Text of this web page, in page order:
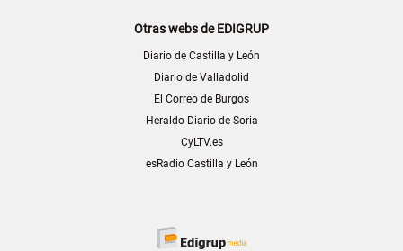
Otras webs de EDIGRUP
Diario de Castilla y León
Diario de Valladolid
El Correo de Burgos
Heraldo-Diario de Soria
CyLTV.es
esRadio Castilla y León